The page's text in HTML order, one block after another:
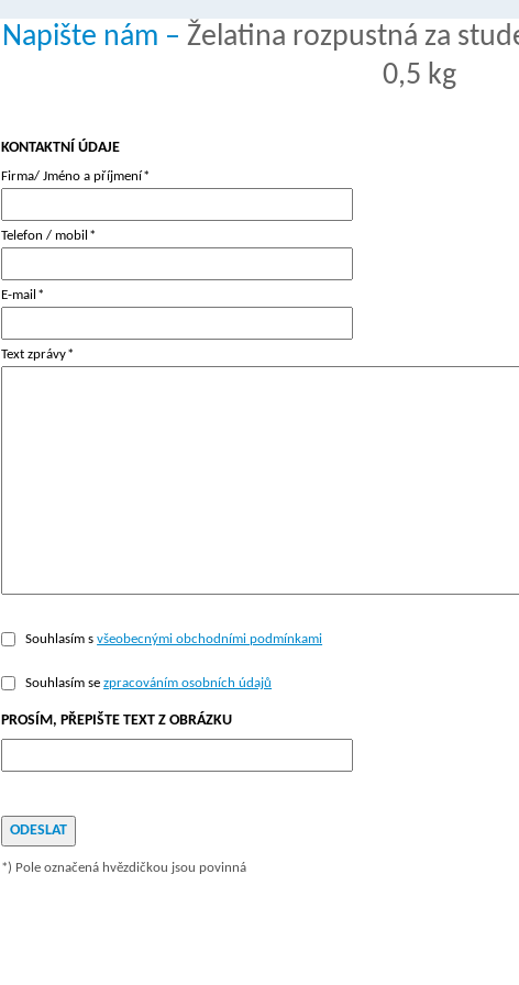
Napište nám – Želatina rozpustná za
0,5 kg
KONTAKTNÍ ÚDAJE
Firma/ Jméno a příjmení*
Telefon / mobil *
E-mail *
Text zprávy*
Souhlasím svšeobecnými obchodními podmínkami
Souhlasím sezpracováním osobních údajů
PROSÍM, PŘEPIŠTE TEXT Z OBRÁZKU
*) Pole označená hvězdičkou jsou povinná